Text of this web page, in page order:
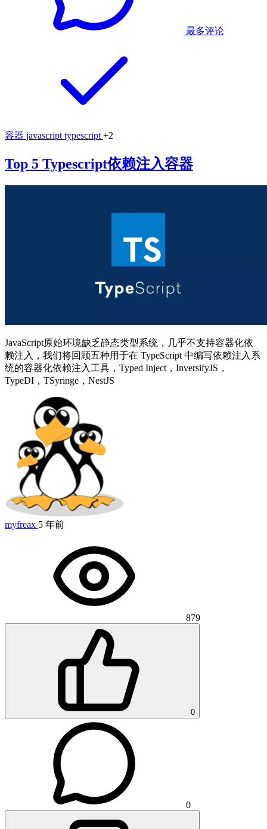
最多评论
容器 javascript typescript +2
Top 5 Typescript依赖注入容器
JavaScript原始环境缺乏静态类型系统，几乎不支持容器化依
赖注入，我们将回顾五种用于在 TypeScript 中编写依赖注入系
统的容器化依赖注入工具，Typed Inject，InversifyJS，
TypeDI，TSyringe，NestJS
myfreax 5 年前
879
0
0